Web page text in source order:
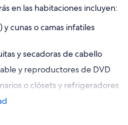
en las habitaciones incluyen:
cunas o camas infatiles
y secadoras de cabello
y reproductores de DVD
o clósets y refrigeradores